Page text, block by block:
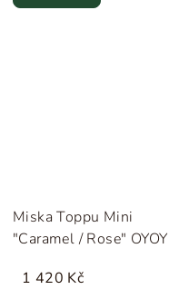
Miska Toppu Mini
"Caramel / Rose" OYOY
1 420 Kč